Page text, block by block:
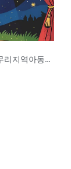
역아동센터